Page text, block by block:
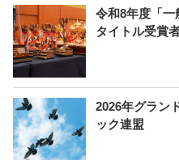
令和8年度「一
タイトル受賞
2026年グラン
ック連盟